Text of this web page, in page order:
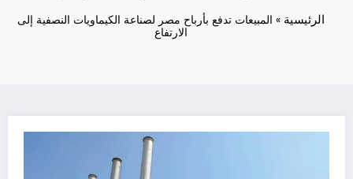
الرئيسية » المبيعات تدفع بأرباح مصر لصناعة الكيماويات النصفية إلى
الارتفاع